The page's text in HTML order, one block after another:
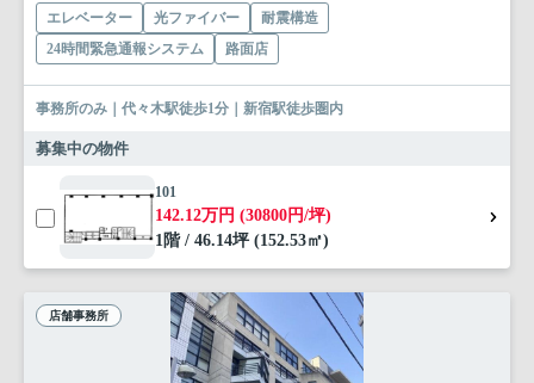
エレベーター 光ファイバー
耐震構造
24時間緊急通報システム
路面店
事務所のみ｜代々木駅徒歩1分｜新宿駅徒歩圏内
募集中の物件
101
142.12万円 (30800円/坪)
1階 / 46.14坪 (152.53㎡)
店舗事務所